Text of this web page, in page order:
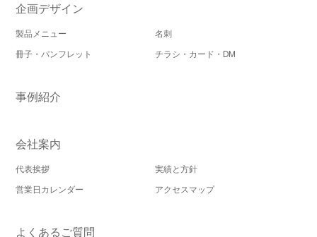
企画デザイン
製品メニュー
名刺
冊子・パンフレット
チラシ・カード・DM
事例紹介
会社案内
代表挨拶
実績と方針
営業日カレンダー
アクセスマップ
よくあるご質問